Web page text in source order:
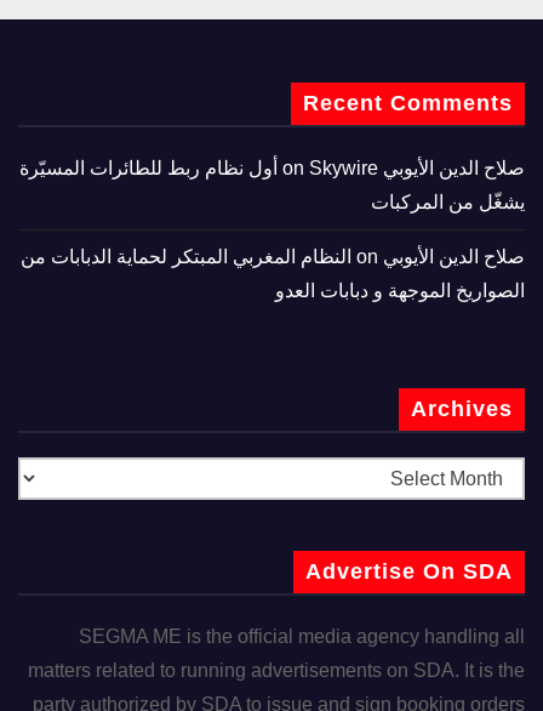
Recent Comments
صلاح الدين الأيوبي
Skywire أول نظام ربط للطائرات المسيّرة
يشغّل من المركبات
صلاح الدين الأيوبي
النظام المغربي المبتكر لحماية الدبابات من
الصواريخ الموجهة و دبابات العدو
Archives
Advertise On SDA
SEGMA ME is the official media agency handling all
matters related to running advertisements on SDA. It is the
party authorized by SDA to issue and sign booking orders